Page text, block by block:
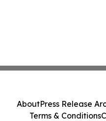
AboutPress Release
Terms & Conditions